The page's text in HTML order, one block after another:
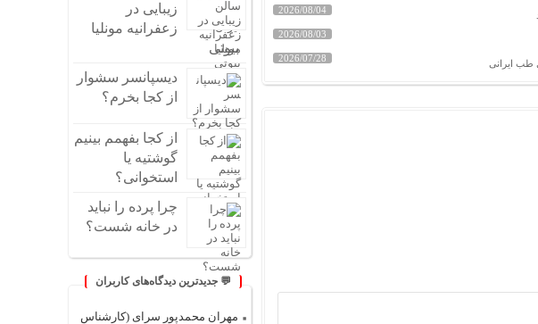
2026/08/04
2026/08/03
طب ایرانی 2026/07/28
زیبایی در
زعفرانیه مونلیا
بیوتی
دیسپانسر سشوار
از کجا بخرم؟
از کجا بفهمم بینیم
گوشتیه یا
استخوانی؟
چرا پرده را نباید
در خانه شست؟
💬 جدیدترین دیدگاه‌های کاربران
مهران محمدپور سرای (کارشناس